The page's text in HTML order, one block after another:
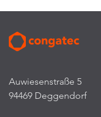
Auwiesenstraße 5
94469 Deggendorf